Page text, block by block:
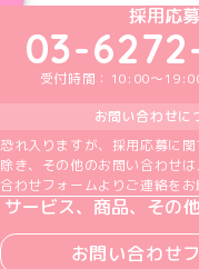
めい
採用応募
03-
受付時間：10:00～
お問い合わせに
恐れ入りますが、採用応募に
除き、その他のお問い合わせ
合わせフォームよりご連絡をお
サービス、商品、その
お問い合わせ